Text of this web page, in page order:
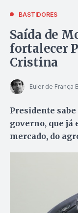
BASTIDORES
Saída de
fortalecer
Cristina
Euler de França
Presidente sabe
governo, que já
mercado, do